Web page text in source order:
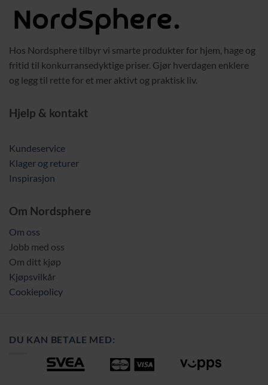
Hos Nordsphere tilbyr vi smarte produkter for hjem, hage og
fritid til konkurransedyktige priser. Gjør hverdagen enklere
og legg til rette for et mer aktivt og praktisk liv.
Hjelp & kontakt
Kundeservice
Klager og returer
Inspirasjon
Om Nordsphere
Om oss
Jobb med oss
Om ditt kjøp
Kjøpsvilkår
Cookiepolicy
DU KAN BETALE MED: